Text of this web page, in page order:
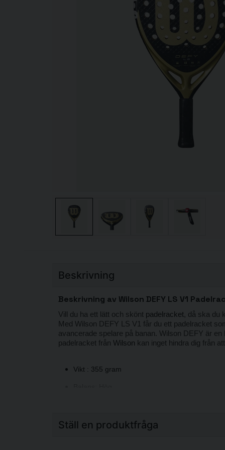
Beskrivning
Beskrivning av Wilson DEFY LS V1
Vill du ha ett lätt och skönt padelracket, då ska du
Med Wilson DEFY LS V1 får du ett padelracket
avancerade spelare på banan. Wilson DEFY är
padelracket från Wilson kan inget hindra dig från
Vikt : 355 gram
Spelnivå: Medel
Ställ en produktfråga